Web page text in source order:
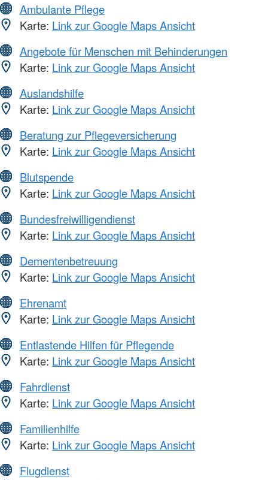
Ambulante Pflege
Karte: Link zur Google Maps Ansicht
Angebote für Menschen mit Behinderungen
Karte: Link zur Google Maps Ansicht
Auslandshilfe
Karte: Link zur Google Maps Ansicht
Beratung zur Pflegeversicherung
Karte: Link zur Google Maps Ansicht
Blutspende
Karte: Link zur Google Maps Ansicht
Bundesfreiwilligendienst
Karte: Link zur Google Maps Ansicht
Dementenbetreuung
Karte: Link zur Google Maps Ansicht
Ehrenamt
Karte: Link zur Google Maps Ansicht
Entlastende Hilfen für Pflegende
Karte: Link zur Google Maps Ansicht
Fahrdienst
Karte: Link zur Google Maps Ansicht
Familienhilfe
Karte: Link zur Google Maps Ansicht
Flugdienst